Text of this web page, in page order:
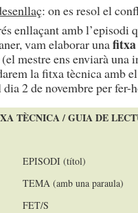
: on es resol el
enllaçant amb l’episodi
vam elaborar unafitxa
mestre ens enviarà
la fitxa tècnica amb
2 de novembre per fer-
TÈCNICA / GUIA DE
(títol)
(amb una paraula)
S